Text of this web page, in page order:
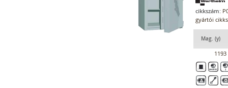
cikkszám:
gyártói
Mag. (y)
1193